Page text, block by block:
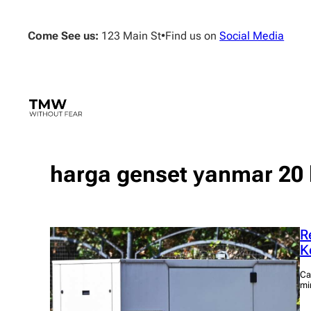
contentCome See us: 123 Main St•Find us onSocial Media
harga genset yanmar